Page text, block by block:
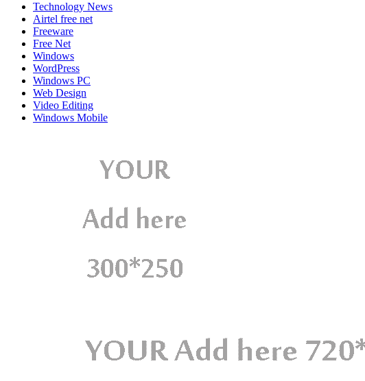
Technology News
Airtel free net
Freeware
Free Net
Windows
WordPress
Windows PC
Web Design
Video Editing
Windows Mobile